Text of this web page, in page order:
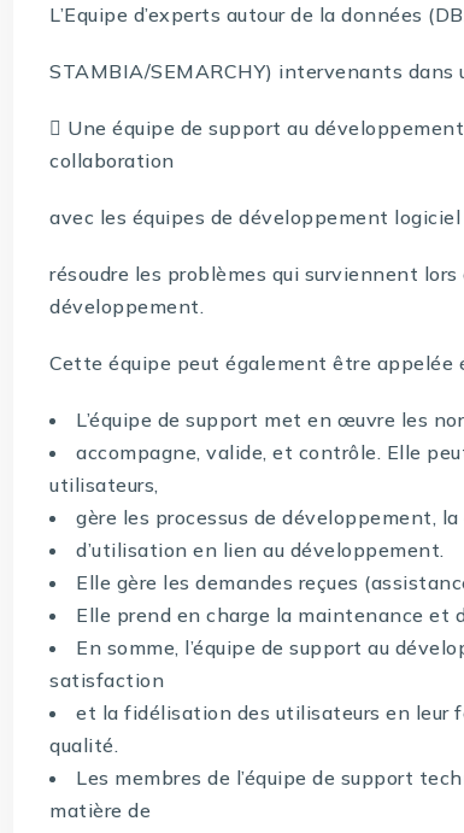
L’Equipe d’experts autour de la données
STAMBIA/SEMARCHY) intervenants
 Une équipe de support au
collaboration
avec les équipes de développement
résoudre les problèmes qui surviennent
développement.
Cette équipe peut également être appelée
L’équipe de support met en œuvre les
accompagne, valide, et contrôle. Elle
utilisateurs,
gère les processus de développement,
d’utilisation en lien au développement.
Elle gère les demandes reçues
Elle prend en charge la maintenance et
En somme, l’équipe de support au
satisfaction
et la fidélisation des utilisateurs en leur
qualité.
Les membres de l’équipe de support
matière de